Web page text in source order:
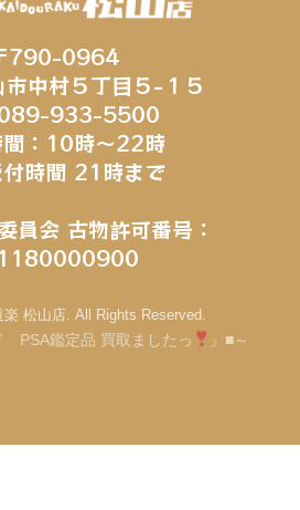
790-0964
中村５丁目５−１５
933-5500
間：10時～22時
付時間 21時まで
員会 古物許可番号：
松山店. All Rights Reserved.
PSA鑑定品 買取ましたっ
』■～